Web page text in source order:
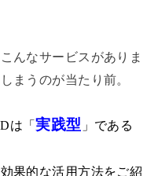
んなサービスがありま
まうのが当たり前。
は「実践型 」である
果的な活用方法をご紹